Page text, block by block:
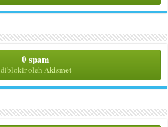
0 spam
diblokir oleh Akismet